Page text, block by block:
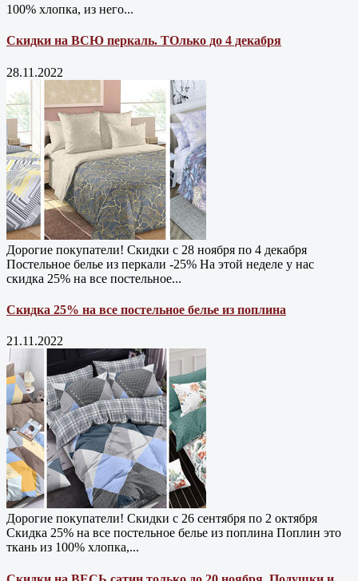
100% хлопка, из него...
Скидки на ВСЮ перкаль. ТОлько до 4 декабря
28.11.2022
Дорогие покупатели! Скидки с 28 ноября по 4 декабря
Постельное белье из перкали -25% На этой неделе у нас
скидка 25% на все постельное...
Скидка 25% на все постельное белье из поплина
21.11.2022
Дорогие покупатели! Скидки с 26 сентября по 2 октября
Скидка 25% на все постельное белье из поплина Поплин это
ткань из 100% хлопка,...